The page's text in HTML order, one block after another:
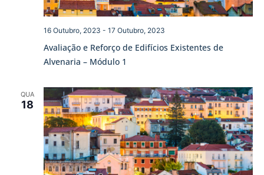
Avaliação e Reforço de Edifícios Existentes de
Alvenaria – Módulo 1
16 Outubro, 2023 - 17 Outubro, 2023
QUA
18